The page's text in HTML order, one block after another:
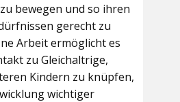
bewegen und so ihren
gerecht zu
Arbeit ermöglicht es
zu Gleichaltrige,
Kindern zu knüpfen,
wichtiger